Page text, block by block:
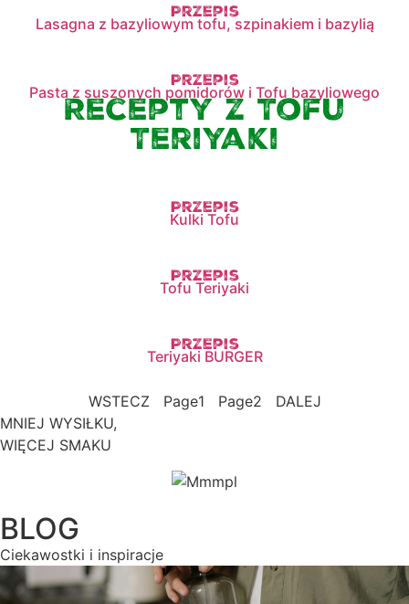
Przepis
Lasagna z bazyliowym tofu, szpinakiem i bazylią
Przepis
Pasta z suszonych pomidorów i Tofu bazyliowego
Recepty z Tofu
Teriyaki
Przepis
Kulki Tofu
Przepis
Tofu Teriyaki
Przepis
Teriyaki BURGER
WSTECZ Page1 Page2
DALEJ
MNIEJ WYSIŁKU,
WIĘCEJ SMAKU
BLOG
Ciekawostki i inspiracje